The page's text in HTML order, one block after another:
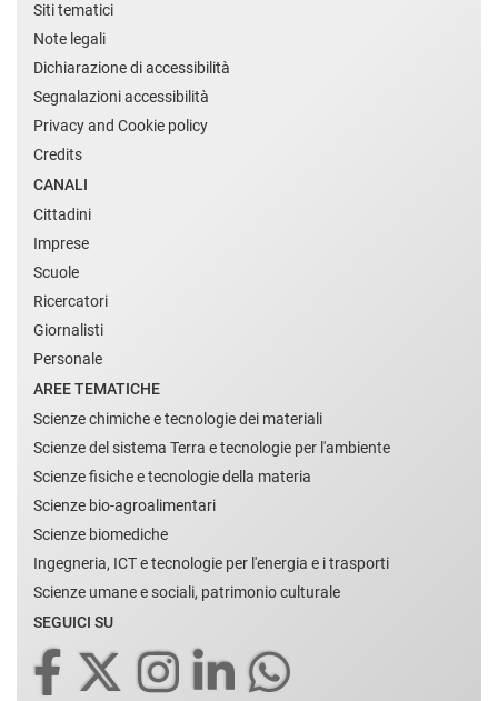
Siti tematici
Note legali
Dichiarazione di accessibilità
Segnalazioni accessibilità
Privacy and Cookie policy
Credits
CANALI
Cittadini
Imprese
Scuole
Ricercatori
Giornalisti
Personale
AREE TEMATICHE
Scienze chimiche e tecnologie dei materiali
Scienze del sistema Terra e tecnologie per l'ambiente
Scienze fisiche e tecnologie della materia
Scienze bio-agroalimentari
Scienze biomediche
Ingegneria, ICT e tecnologie per l'energia e i trasporti
Scienze umane e sociali, patrimonio culturale
SEGUICI SU